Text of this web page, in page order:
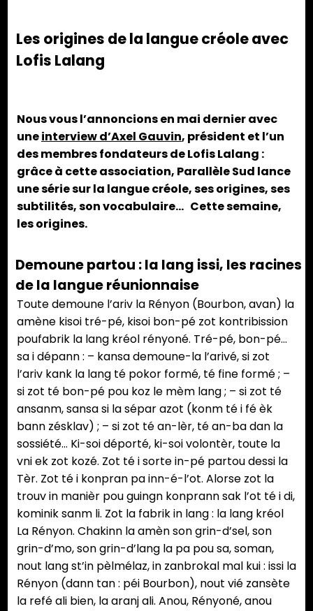
Les origines de la langue créole avec
Lofis Lalang
Nous vous l’annoncions en mai dernier avec
uneinterview d’Axel Gauvin, président et l’un
des membres fondateurs de Lofis Lalang :
grâce à cette association, Parallèle Sud lance
une série sur la langue créole, ses origines, ses
subtilités, son vocabulaire… Cette semaine,
les origines.
Demoune partou : la lang issi, les racines
de la langue réunionnaise
Toute demoune l’ariv la Rényon (Bourbon, avan) la
amène kisoi tré-pé, kisoi bon-pé zot kontribission
poufabrik la lang kréol rényoné. Tré-pé, bon-pé…
sa i dépann : – kansa demoune-la l’arivé, si zot
l’ariv kank la lang té pokor formé, té fine formé ; –
si zot té bon-pé pou koz le mèm lang ; – si zot té
ansanm, sansa si la sépar azot (konm té i fé èk
bann zésklav) ; – si zot té an-lèr, té an-ba dan la
sossiété… Ki-soi déporté, ki-soi volontèr, toute la
vni ek zot kozé. Zot té i sorte in-pé partou dessi la
Tèr. Zot té i konpran pa inn-é-l’ot. Alorse zot la
trouv in manièr pou guingn konprann sak l’ot té i di,
kominik sanm li. Zot la fabrik in lang : la lang kréol
La Rényon. Chakinn la amèn son grin-d’sel, son
grin-d’mo, son grin-d’lang la pa pou sa, soman,
nout lang st’in pèlmélaz, in zanbrokal mal kui : issi la
Rényon (dann tan : péi Bourbon), nout vié zansète
la refé ali bien, la aranj ali. Anou, Rényoné, anou